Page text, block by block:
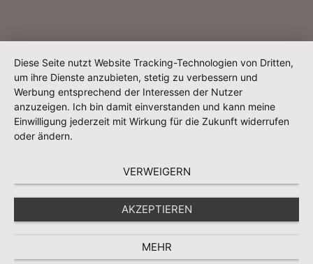
Diese Seite nutzt Website Tracking-Technologien von Dritten,
um ihre Dienste anzubieten, stetig zu verbessern und
Werbung entsprechend der Interessen der Nutzer
anzuzeigen. Ich bin damit einverstanden und kann meine
Einwilligung jederzeit mit Wirkung für die Zukunft widerrufen
oder ändern.
VERWEIGERN
AKZEPTIEREN
MEHR